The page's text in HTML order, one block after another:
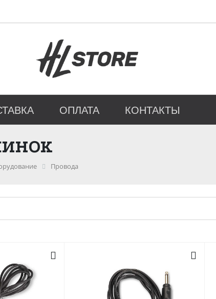
ОПЛАТА КОНТАКТЫ
Провода